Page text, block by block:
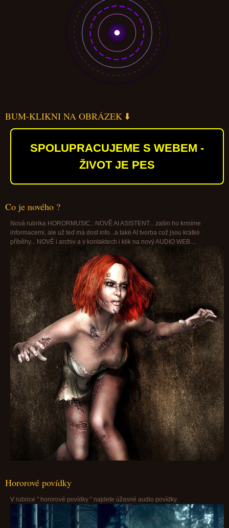
BUM-KLIKNI NA OBRÁZEK ⬇️
SPOLUPRACUJEME S WEBEM -
ŽIVOT JE PES
Co je nového ?
Nová rubrika HORORMUSIC.. NOVĚ AI ASISTENT... zatím ho krmíme
informacemi, ale už teď má dost info...a také AI tvorba což jsou krátké
příběhy... NOVĚ i archiv a v kontaktech i klik na nový AUDIO WEB....
Hororové povídky
V rubrice " hororové povídky " najdete úžasné audio povídky.